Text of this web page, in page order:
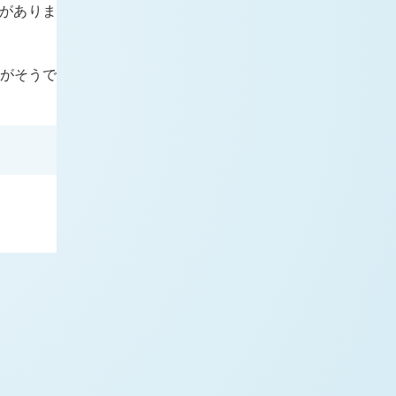
ありま
そうで